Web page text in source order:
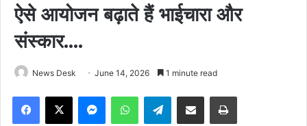
ऐसे आयोजन बढ़ाते हैं भाईचारा और
संस्कार….
News Desk June 14, 2026 1 minute read
Facebook
X MessengerWhatsAppTelegramShare via Email Print